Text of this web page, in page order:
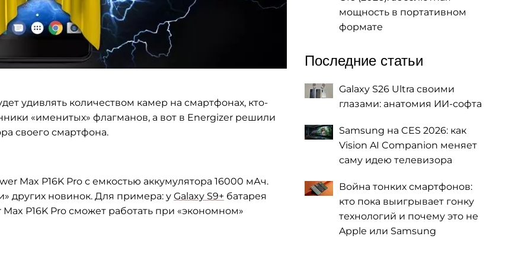
удивлять количеством камер на смартфонах, кто-
«именитых» флагманов, а вот в Energizer решили
своего смартфона.
Max P16K Pro с емкостью аккумулятора 16000 мАч.
» других новинок. Для примера: у Galaxy S9+ батарея
P16K Pro сможет работать при «экономном»
мощность в портативном
формате
Последние статьи
Galaxy S26 Ultra своими
глазами: анатомия ИИ-софта
Samsung на CES 2026: как
Vision AI Companion меняет
саму идею телевизора
Война тонких смартфонов:
кто пока выигрывает гонку
технологий и почему это не
Apple или Samsung